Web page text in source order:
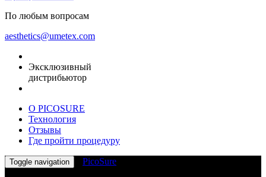
По любым вопросам
aesthetics@umetex.com
Эксклюзивный
дистрибьютор
О PICOSURE
Технология
Отзывы
Где пройти процедуру
Toggle navigation PicoSure